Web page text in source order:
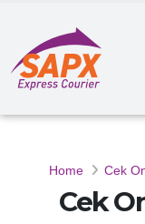
Home Cek
Cek